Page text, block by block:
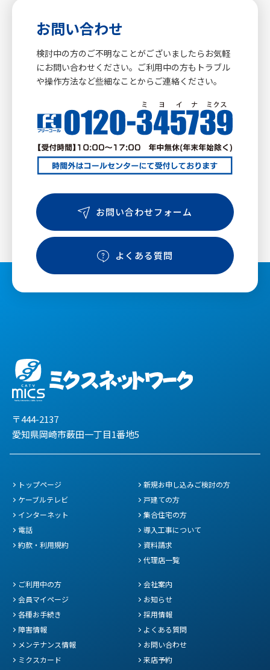
お問い合わせ
検討中の方のご不明なことがございましたらお気軽
にお問い合わせください。ご利用中の方もトラブル
や操作方法など些細なことからご連絡ください。
お問い合わせフォーム
よくある質問
〒444-2137
愛知県岡崎市薮田一丁目1番地5
トップページ
ケーブルテレビ
インターネット
電話
約款・利用規約
新規お申し込みご検討の方
戸建ての方
集合住宅の方
導入工事について
資料請求
代理店一覧
ご利用中の方
会員マイページ
各種お手続き
障害情報
メンテナンス情報
ミクスカード
会社案内
お知らせ
採用情報
よくある質問
お問い合わせ
来店予約